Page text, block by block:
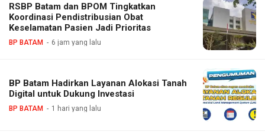
RSBP Batam dan BPOM Tingkatkan
Koordinasi Pendistribusian Obat
Keselamatan Pasien Jadi Prioritas
BP BATAM 6 jam yang lalu
BP Batam Hadirkan Layanan Alokasi Tanah
Digital untuk Dukung Investasi
BP BATAM 1 hari yang lalu